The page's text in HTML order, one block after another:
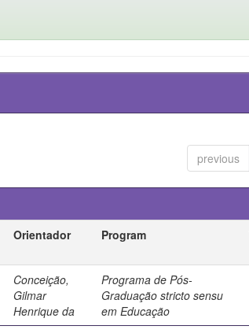
previous
Orientador Program
Conceição,
Gilmar
Henrique da
Programa de Pós-
Graduação stricto sensu
em Educação